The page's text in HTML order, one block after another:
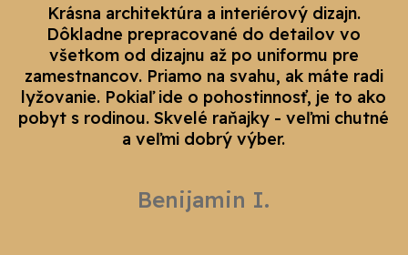
Krásna architektúra a interiérový dizajn.
Dôkladne prepracované do detailov vo
všetkom od dizajnu až po uniformu pre
zamestnancov. Priamo na svahu, ak máte radi
lyžovanie. Pokiaľ ide o pohostinnosť, je to ako
pobyt s rodinou. Skvelé raňajky - veľmi chutné
a veľmi dobrý výber.
Benijamin I.